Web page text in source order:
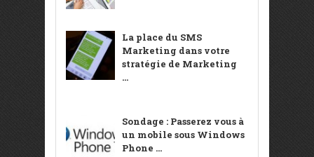
La place du SMS
Marketing dans votre
stratégie de Marketing
...
Sondage : Passerez vous à
un mobile sous Windows
Phone ...